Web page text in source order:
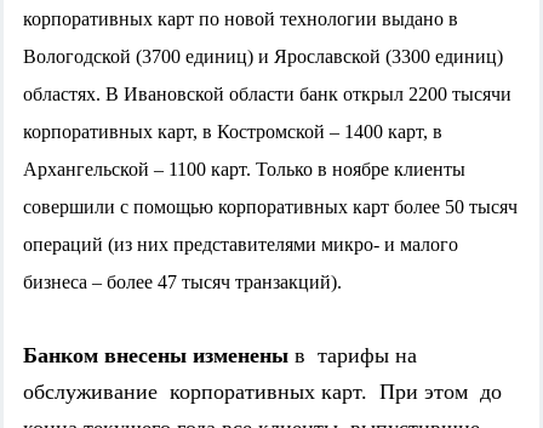
корпоративных карт по новой технологии выдано в
Вологодской (3700 единиц) и Ярославской (3300 единиц)
областях. В Ивановской области банк открыл 2200 тысячи
корпоративных карт, в Костромской – 1400 карт, в
Архангельской – 1100 карт. Только в ноябре клиенты
совершили с помощью корпоративных карт более 50 тысяч
операций (из них представителями микро- и малого
бизнеса – более 47 тысяч транзакций).
Банком внесены изменены в тарифы на
обслуживание корпоративных карт. При этом до